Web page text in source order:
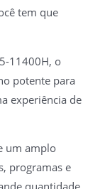
tem que
11400H, o
potente para
experiência de
um amplo
programas e